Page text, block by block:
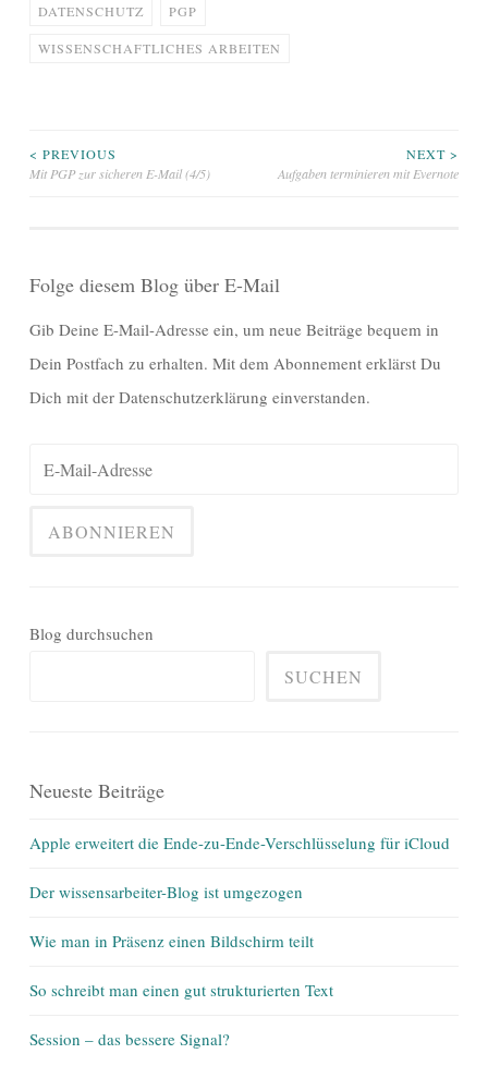
DATENSCHUTZ PGP
WISSENSCHAFTLICHES ARBEITEN
Beitragsnavigation
< PREVIOUS
Mit PGP zur sicheren E-Mail (4/5)
NEXT >
Aufgaben terminieren mit Evernote
Folge diesem Blog über E-Mail
Gib Deine E-Mail-Adresse ein, um neue Beiträge bequem in
Dein Postfach zu erhalten. Mit dem Abonnement erklärst Du
Dich mit der Datenschutzerklärung einverstanden.
Blog durchsuchen
SUCHEN
Neueste Beiträge
Apple erweitert die Ende-zu-Ende-Verschlüsselung für iCloud
Der wissensarbeiter-Blog ist umgezogen
Wie man in Präsenz einen Bildschirm teilt
So schreibt man einen gut strukturierten Text
Session – das bessere Signal?